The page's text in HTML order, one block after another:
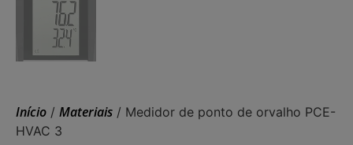
Início / Materiais / Medidor de ponto de orvalho PCE-
HVAC 3